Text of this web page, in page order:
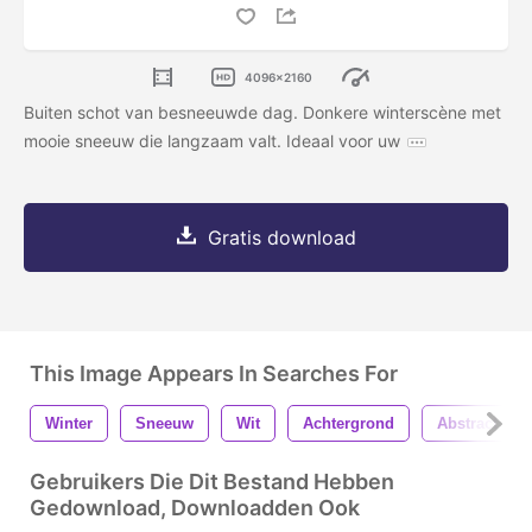
4096x2160
Buiten schot van besneeuwde dag. Donkere winterscène met
mooie sneeuw die langzaam valt. Ideaal voor uw
Gratis download
This Image Appears In Searches For
Winter Sneeuw Wit Achtergrond Abstract
Gebruikers Die Dit Bestand Hebben
Gedownload, Downloadden Ook